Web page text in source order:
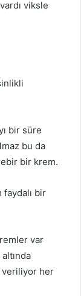
viksle
bir süre
bu da
bir krem.
bir
var
veriliyor her